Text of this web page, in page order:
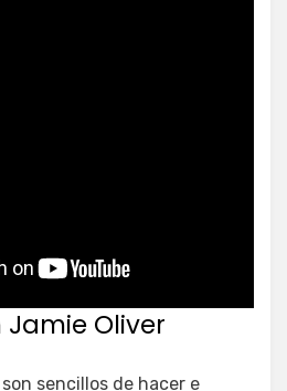
Oliver
sencillos de hacer e